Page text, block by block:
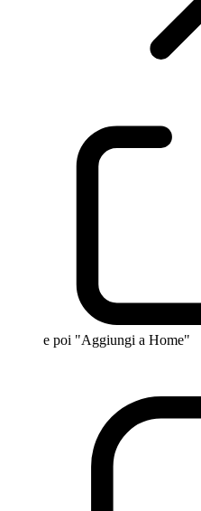
e poi "Aggiungi a Home"